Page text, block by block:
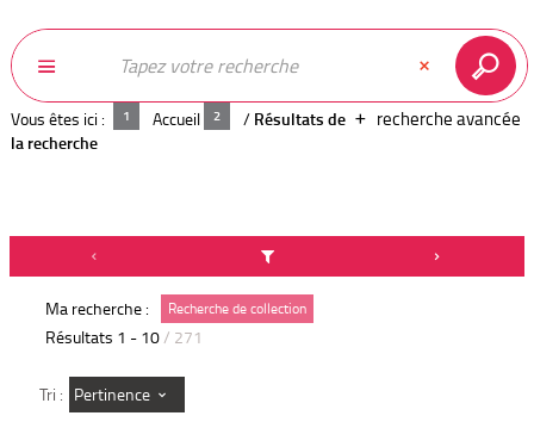
recherche avancée
Vous êtes ici : Accueil / Résultats de
la recherche
Ma recherche : Recherche de collection
Résultats 1 - 10/ 271
Tri : Pertinence